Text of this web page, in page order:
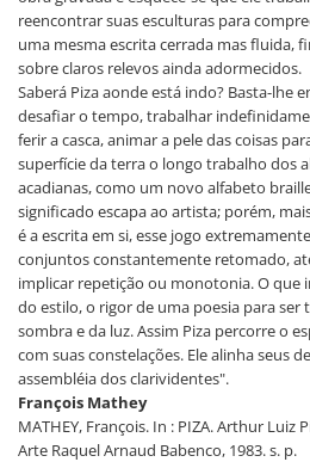
reencontrar suas esculturas para
uma mesma escrita cerrada mas fluida,
sobre claros relevos ainda adormecidos.
Saberá Piza aonde está indo? Basta-lhe
desafiar o tempo, trabalhar
ferir a casca, animar a pele das coisas
superfície da terra o longo trabalho dos
acadianas, como um novo alfabeto
significado escapa ao artista; porém,
é a escrita em si, esse jogo
conjuntos constantemente retomado,
implicar repetição ou monotonia. O que
do estilo, o rigor de uma poesia para ser
sombra e da luz. Assim Piza percorre o
com suas constelações. Ele alinha seus
assembléia dos clarividentes".
François Mathey
MATHEY, François. In : PIZA. Arthur Luiz
Arte Raquel Arnaud Babenco, 1983. s. p.